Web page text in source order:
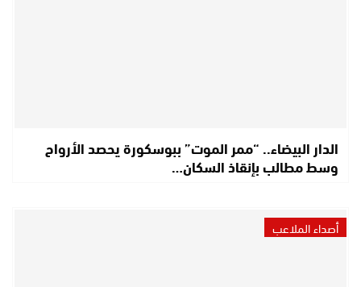
الدار البيضاء.. “ممر الموت” ببوسكورة يحصد الأرواح
وسط مطالب بإنقاذ السكان…
أصداء الملاعب